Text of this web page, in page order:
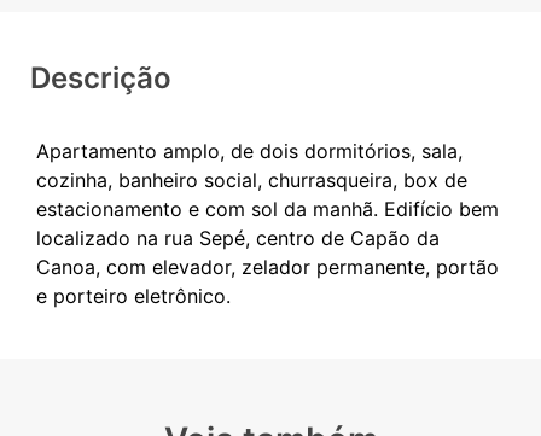
Descrição
Apartamento amplo, de dois dormitórios, sala,
cozinha, banheiro social, churrasqueira, box de
estacionamento e com sol da manhã. Edifício bem
localizado na rua Sepé, centro de Capão da
Canoa, com elevador, zelador permanente, portão